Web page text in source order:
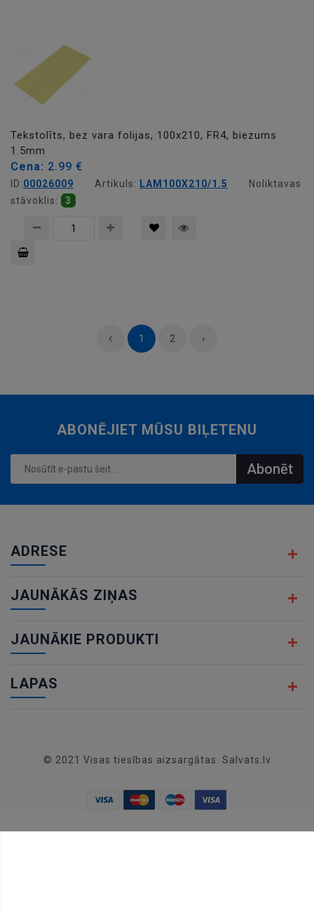
Tekstolīts, bez vara folijas, 100x210, FR4, biezums
1.5mm
Cena: 2.99 €
ID:00026009 Artikuls: LAM100X210/1.5
Noliktavas
stāvoklis:
3
1 2 ›
ABONĒJIET MŪSU BIĻETENU
Abonēt
ADRESE
JAUNĀKĀS ZIŅAS
JAUNĀKIE PRODUKTI
LAPAS
© 2021 Visas tiesības aizsargātas. Salvats.lv